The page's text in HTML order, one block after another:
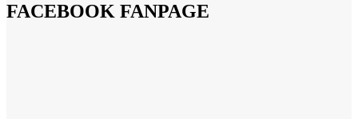
FACEBOOK FANPAGE